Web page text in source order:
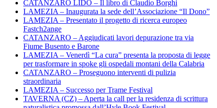
CATANZARO LIDO – Il libro di Claudio Borghi
LAMEZIA – Inaugurata la sede dell’Associazione “Il Dono”
LAMEZIA – Presentato il progetto di ricerca europeo
Fastch2ange
CATANZARO – Aggiudicati lavori depurazione tra via
Fiume Busento e Barone
LAMEZIA – Venerdì “La cura” presenta la proposta di legge
per trasformare in spoke gli ospedali montani della Calabria
CATANZARO – Proseguono interventi di pulizia
straordinaria
LAMEZIA – Successo per Trame Festival
TAVERNA (CZ) – Aperta la call per la residenza di scrittura